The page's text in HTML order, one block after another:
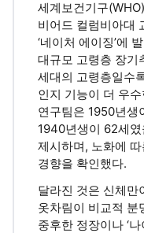
세계보건기구
비어드 컬럼비아대
‘네이처 에이징’에
대규모 고령층 장기
세대의 고령층일수
인지 기능이 더 우
연구팀은 1950년생
1940년생이 62세
제시하며, 노화에
경향을 확인했다.
달라진 것은 신체만
옷차림이 비교적 분
중후한 정장이나 ‘